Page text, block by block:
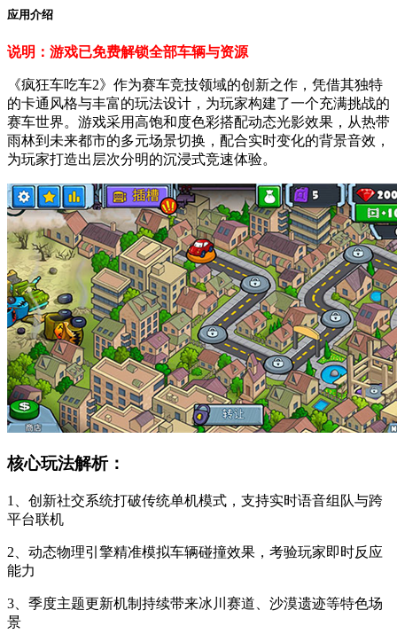
应用介绍
说明：游戏已免费解锁全部车辆与资源
《疯狂车吃车2》作为赛车竞技领域的创新之作，凭借其独特
的卡通风格与丰富的玩法设计，为玩家构建了一个充满挑战的
赛车世界。游戏采用高饱和度色彩搭配动态光影效果，从热带
雨林到未来都市的多元场景切换，配合实时变化的背景音效，
为玩家打造出层次分明的沉浸式竞速体验。
核心玩法解析：
1、创新社交系统打破传统单机模式，支持实时语音组队与跨
平台联机
2、动态物理引擎精准模拟车辆碰撞效果，考验玩家即时反应
能力
3、季度主题更新机制持续带来冰川赛道、沙漠遗迹等特色场
景